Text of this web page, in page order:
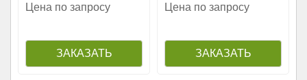
Цена по запросу Цена по запросу